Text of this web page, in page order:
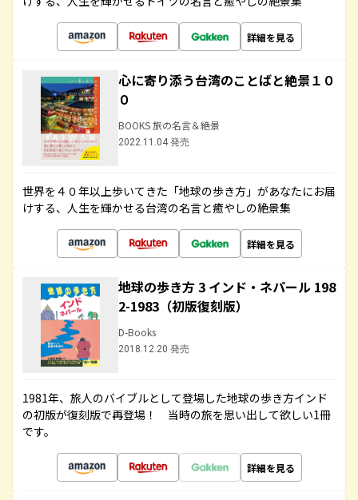
詳細を見る
心に寄り添う台湾のことばと絶景１０
０
BOOKS 旅の名言＆絶景
2022.11.04 発売
世界を４０年以上歩いてきた「地球の歩き方」があなたにお届
けする、人生を輝かせる台湾の名言と癒やしの絶景集
詳細を見る
地球の歩き方 3 インド・ネパール 198
2-1983（初版復刻版）
D-Books
2018.12.20 発売
1981年、旅人のバイブルとして登場した地球の歩き方インド
の初版が復刻版で再登場！ 当時の旅を思い出して欲しい1冊
です。
詳細を見る